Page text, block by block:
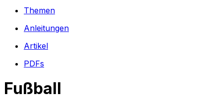
Themen
Anleitungen
Artikel
PDFs
Fußball